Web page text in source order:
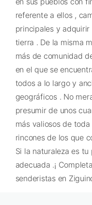
referente a ellos ,
principales y
tierra . De la misma
más de comunidad
en el que se
todos a lo largo y
geográficos . No
presumir de unos
más valiosos de
rincones de los que
Si la naturaleza es
adecuada .¡
senderistas en